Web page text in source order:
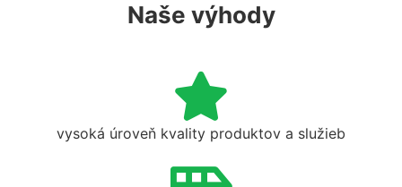
Naše výhody
vysoká úroveň kvality produktov a služieb